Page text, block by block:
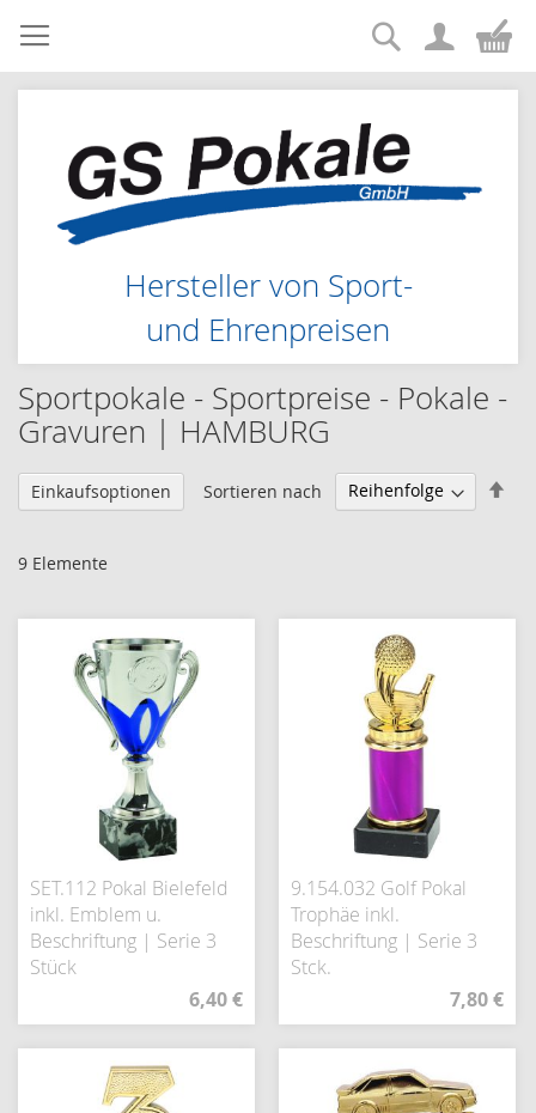
Zum
Inhalt
springen
Hersteller von Sport-
und Ehrenpreisen
Suche
Sportpokale - Sportpreise - Pokale -
Gravuren | HAMBURG
Einkaufsoptionen
9 Elemente
Sortieren nach
SET.112 Pokal Bielefeld
inkl. Emblem u.
Beschriftung | Serie 3
Stück
6,40 €
9.154.032 Golf Pokal
Trophäe inkl.
Beschriftung | Serie 3
Stck.
7,80 €